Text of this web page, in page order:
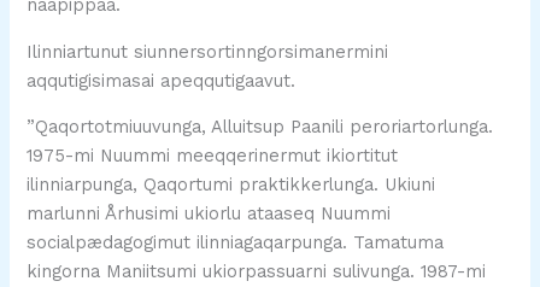
naapippaa.
Ilinniartunut siunnersortinngorsimanermini
aqqutigisimasai apeqqutigaavut.
”Qaqortotmiuuvunga, Alluitsup Paanili peroriartorlunga.
1975-mi Nuummi meeqqerinermut ikiortitut
ilinniarpunga, Qaqortumi praktikkerlunga. Ukiuni
marlunni Århusimi ukiorlu ataaseq Nuummi
socialpædagogimut ilinniagaqarpunga. Tamatuma
kingorna Maniitsumi ukiorpassuarni sulivunga. 1987-mi